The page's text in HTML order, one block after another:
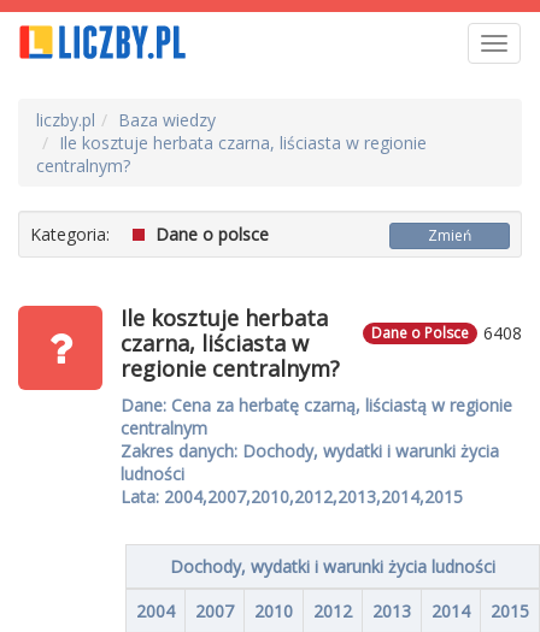
liczby.pl
Baza wiedzy
Ile kosztuje herbata czarna, liściasta w regionie
centralnym?
Kategoria: Dane o polsce Zmień
6408
Dane o Polsce
Ile kosztuje herbata
czarna, liściasta w
regionie centralnym?
Dane: Cena za herbatę czarną, liściastą w regionie
centralnym
Zakres danych: Dochody, wydatki i warunki życia
ludności
Lata: 2004,2007,2010,2012,2013,2014,2015
Dochody, wydatki i warunki życia ludności
2004
2007 2010 2012 2013 2014
2015